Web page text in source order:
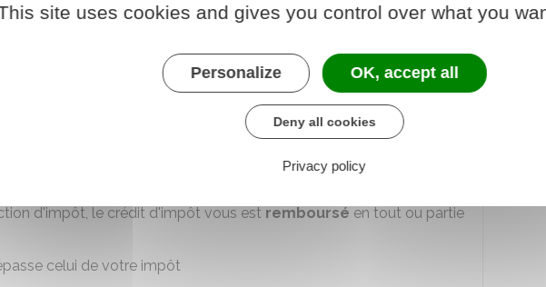
soustraitedu montant de votreimpôt.
pour les dispositifs suivants :
frais de garde d'enfants hors du domicile
d'impôt, le crédit d'impôt vous est remboursé en tout ou partie
celui de votre impôt
site uses cookies and gives you control over what you
Personalize OK, accept all
Deny all cookies
Privacy policy